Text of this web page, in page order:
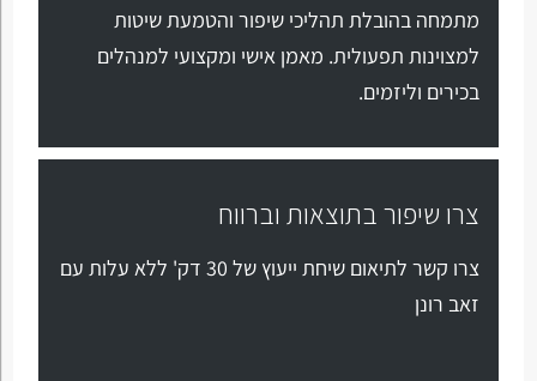
מתמחה בהובלת תהליכי שיפור והטמעת שיטות
למצוינות תפעולית. מאמן אישי ומקצועי למנהלים
בכירים וליזמים.
צרו שיפור בתוצאות וברווח
צרו קשר לתיאום שיחת ייעוץ של 30 דק' ללא עלות עם
זאב רונן